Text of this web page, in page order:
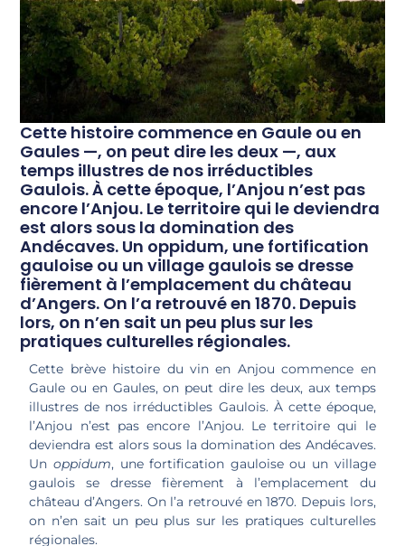
Cette histoire commence en Gaule ou en
Gaules —, on peut dire les deux —, aux
temps illustres de nos irréductibles
Gaulois. À cette époque, l’Anjou n’est pas
encore l’Anjou. Le territoire qui le deviendra
est alors sous la domination des
Andécaves. Un oppidum, une fortification
gauloise ou un village gaulois se dresse
fièrement à l’emplacement du château
d’Angers. On l’a retrouvé en 1870. Depuis
lors, on n’en sait un peu plus sur les
pratiques culturelles régionales.
Cette brève histoire du vin en Anjou commence en
Gaule ou en Gaules, on peut dire les deux, aux temps
illustres de nos irréductibles Gaulois. À cette époque,
l’Anjou n’est pas encore l’Anjou. Le territoire qui le
deviendra est alors sous la domination des Andécaves.
Un oppidum, une fortification gauloise ou un village
gaulois se dresse fièrement à l’emplacement du
château d’Angers. On l’a retrouvé en 1870. Depuis lors,
on n’en sait un peu plus sur les pratiques culturelles
régionales.